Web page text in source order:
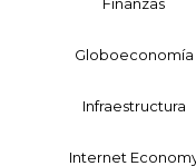
Globoeconomía
Infraestructura
Internet